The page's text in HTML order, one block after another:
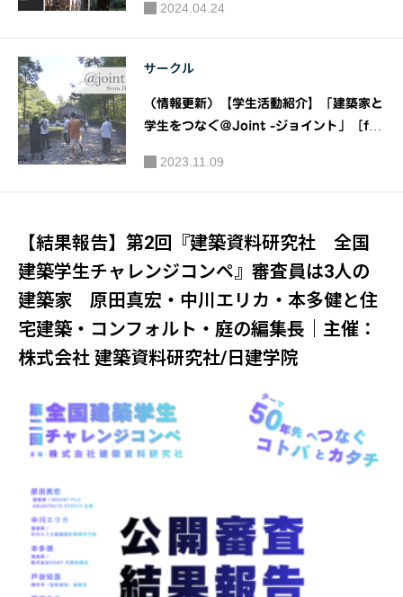
2024.04.24
サークル
（情報更新）【学生活動紹介】「建築家と
学生をつなぐ＠Joint -ジョイント」［fro
2023.11.09
【結果報告】第2回『建築資料研究社 全国
建築学生チャレンジコンペ』審査員は3人の
建築家 原田真宏・中川エリカ・本多健と住
宅建築・コンフォルト・庭の編集長｜主催：
株式会社 建築資料研究社/日建学院